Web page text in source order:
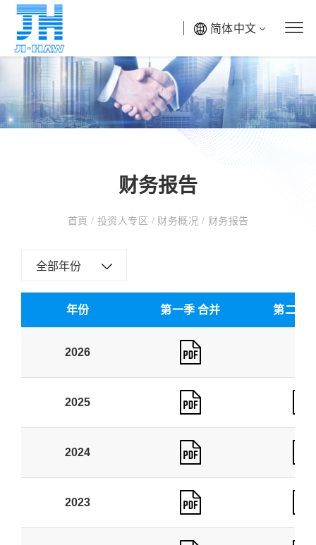
简体中文
财务报告
首頁 / 投资人专区 / 财务概况 / 财务报告
全部年份
年份 第一季 合并 第二季
2026
2025
2024
2023